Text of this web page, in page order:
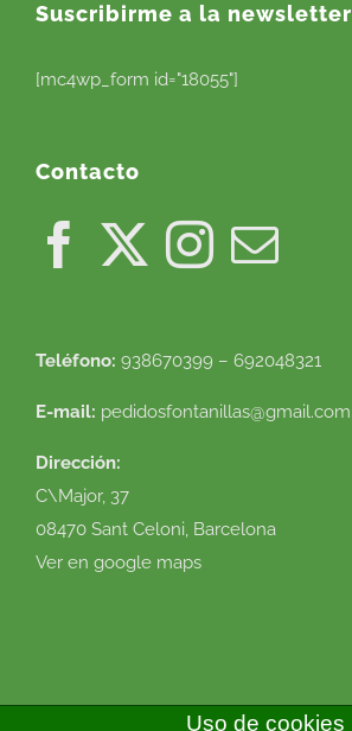
Suscribirme a la newsletter
[mc4wp_form id="18055"]
Contacto
Teléfono: 938670399 – 692048321
E-mail: pedidosfontanillas@gmail.com
Dirección:
C\Major, 37
08470 Sant Celoni, Barcelona
Ver en google maps
Uso de cookies